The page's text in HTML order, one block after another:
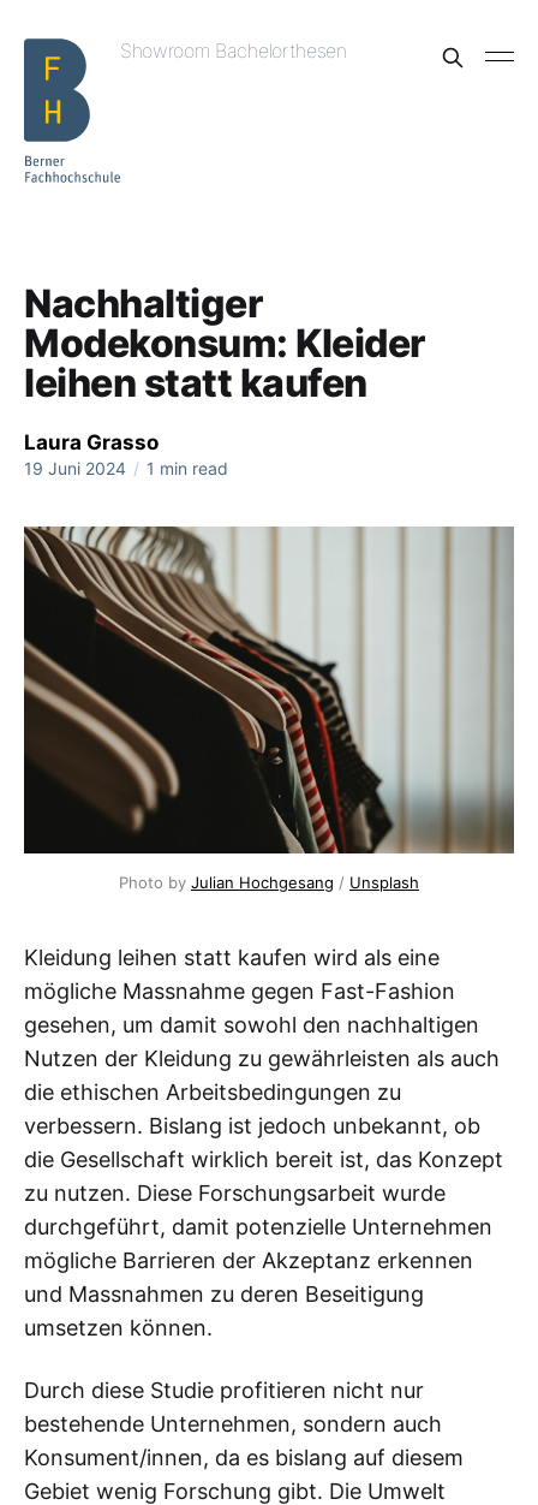
Showroom Bachelorthesen
Nachhaltiger
Modekonsum: Kleider
leihen statt kaufen
Laura Grasso
19 Juni 2024 / 1 min read
Photo by Julian Hochgesang / Unsplash
Kleidung leihen statt kaufen wird als eine
mögliche Massnahme gegen Fast-Fashion
gesehen, um damit sowohl den nachhaltigen
Nutzen der Kleidung zu gewährleisten als auch
die ethischen Arbeitsbedingungen zu
verbessern. Bislang ist jedoch unbekannt, ob
die Gesellschaft wirklich bereit ist, das Konzept
zu nutzen. Diese Forschungsarbeit wurde
durchgeführt, damit potenzielle Unternehmen
mögliche Barrieren der Akzeptanz erkennen
und Massnahmen zu deren Beseitigung
umsetzen können.
Durch diese Studie profitieren nicht nur
bestehende Unternehmen, sondern auch
Konsument/innen, da es bislang auf diesem
Gebiet wenig Forschung gibt. Die Umwelt